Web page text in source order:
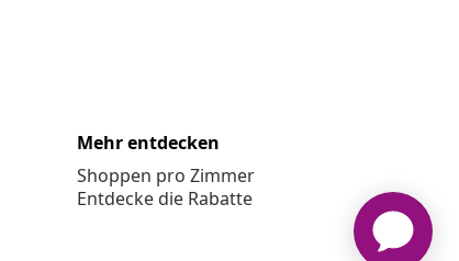
Mehr entdecken
Shoppen pro Zimmer
Entdecke die Rabatte